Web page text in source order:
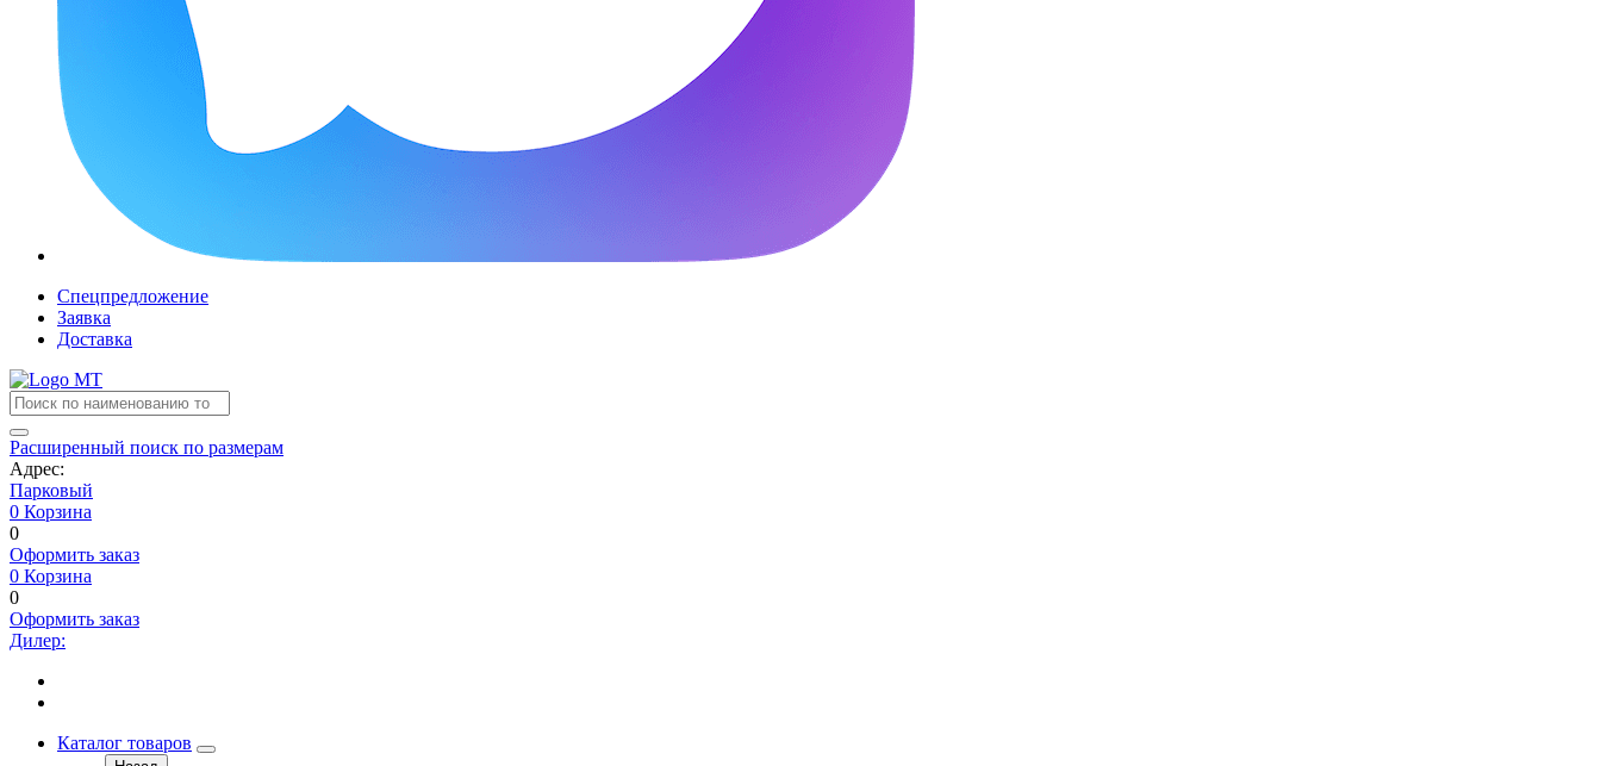
Спецпредложение
Заявка
Доставка
Расширенный поиск по размерам
Адрес:
Парковый
0 Корзина
0
Оформить заказ
0 Корзина
0
Оформить заказ
Дилер:
Каталог товаров